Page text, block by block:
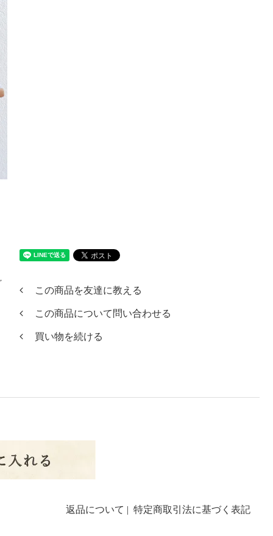
この商品を友達に教える
この商品について問い合わせる
買い物を続ける
返品について 特定商取引法に基づく表記